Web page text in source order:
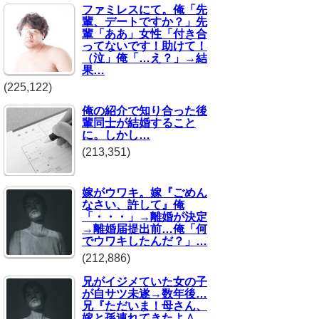
ファミレスにて。俺「先
輩、デートですか？」先
輩「ああ」女性「付き合
ってないです！助けて！
（泣」俺「…え？」→結
果…
(225,122)
俺の紹介で知り合った後
輩同士が結婚すること
に。しかし…
(213,351)
嫁がウワキ。嫁『ごめん
なさい、許して』俺
「・・・」→離婚が決定
→離婚届提出前…俺「何
でウワキしたんだ？」…
(212,886)
兄がイジメていた女の子
が自サツ未遂→数年後…
兄『ただいま！母さん、